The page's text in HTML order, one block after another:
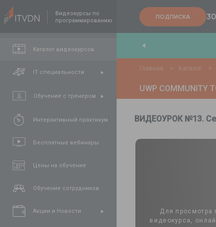
Видеокурсы по
программированию
Каталог видеокурсов
IT специальности
Обучение с тренером
Интерактивный практикум
Бесплатные вебинары
Цены на обучение
Обучение сотрудников
Акции и Новости
ПОДПИСКА
,FullStack
Главная > Каталог >
UWP COMMUNITY
ВИДЕОУРОК №13.
Для просмотра
видеокурса,